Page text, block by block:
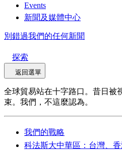
Events
新聞及媒體中心
別錯過我們的任何新聞
探索
返回選單
全球貿易站在十字路口。昔日被
束。我們，不這麼認為。
我們的戰略
科法斯大中華區：台灣、